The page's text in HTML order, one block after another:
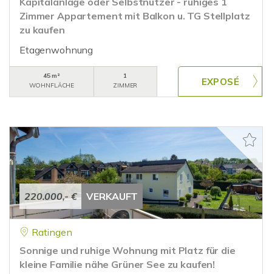
Zimmer Appartement mit Balkon u. TG Stellplatz
zu kaufen
Etagenwohnung
45 m²
WOHNFLÄCHE
1
ZIMMER
220.000,- € VERKAUFT
Ratingen
Sonnige und ruhige Wohnung mit Platz für die
kleine Familie nähe Grüner See zu kaufen!